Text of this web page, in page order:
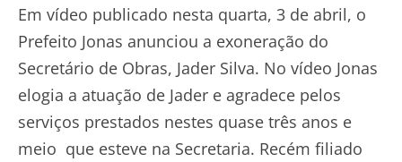
Em vídeo publicado nesta quarta, 3 de abril, o
Prefeito Jonas anunciou a exoneração do
Secretário de Obras, Jader Silva. No vídeo Jonas
elogia a atuação de Jader e agradece pelos
serviços prestados nestes quase três anos e
meio que esteve na Secretaria. Recém filiado